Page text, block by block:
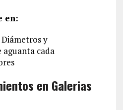
en:
y
aguanta cada
en Galerias